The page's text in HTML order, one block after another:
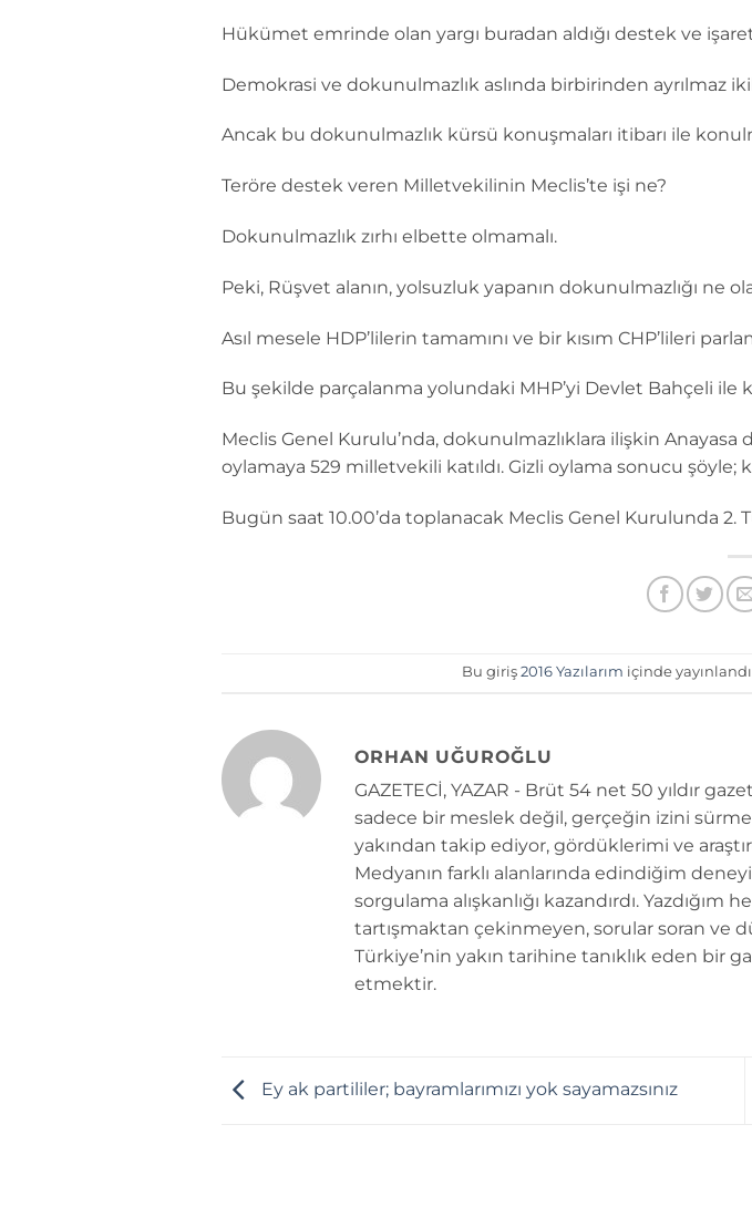
Hükümet emrinde olan yargı buradan aldığı destek ve
Demokrasi ve dokunulmazlık aslında birbirinden ayrılmaz
Ancak bu dokunulmazlık kürsü konuşmaları itibarı ile
Teröre destek veren Milletvekilinin Meclis’te işi ne?
Dokunulmazlık zırhı elbette olmamalı.
Peki, Rüşvet alanın, yolsuzluk yapanın dokunulmazlığı ne
Asıl mesele HDP’lilerin tamamını ve bir kısım CHP’lileri
Bu şekilde parçalanma yolundaki MHP’yi Devlet Bahçeli ile
Meclis Genel Kurulu’nda, dokunulmazlıklara ilişkin
oylamaya 529 milletvekili katıldı. Gizli oylama sonucu şöyle;
Bugün saat 10.00’da toplanacak Meclis Genel Kurulunda 2.
Bu giriş 2016 Yazılarım içinde
ORHAN UĞUROĞLU
GAZETECİ, YAZAR - Brüt 54 net 50 yıldır
sadece bir meslek değil, gerçeğin izini
yakından takip ediyor, gördüklerimi ve
Medyanın farklı alanlarında edindiğim
sorgulama alışkanlığı kazandırdı. Yazdığım
tartışmaktan çekinmeyen, sorular soran ve
Türkiye’nin yakın tarihine tanıklık eden bir
etmektir.
Ey ak partililer; bayramlarımızı yok sayamazsınız